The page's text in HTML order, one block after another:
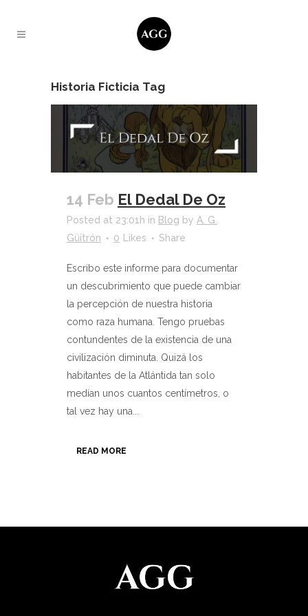
Historia Ficticia Tag
14 Feb El Dedal De Oz
Posted at 23:01h in Blog by A. G.
Güitrón
0 Likes Share
Escribo este informe para documentar
un descubrimiento que puede cambiar
la percepción de nuestra historia
como raza humana. Tengo pruebas
contundentes de la existencia de una
civilización diminuta. Quizá los
habitantes de la Atlántida tan solo
medían unos cuantos centímetros, o
tal vez hay una...
READ MORE